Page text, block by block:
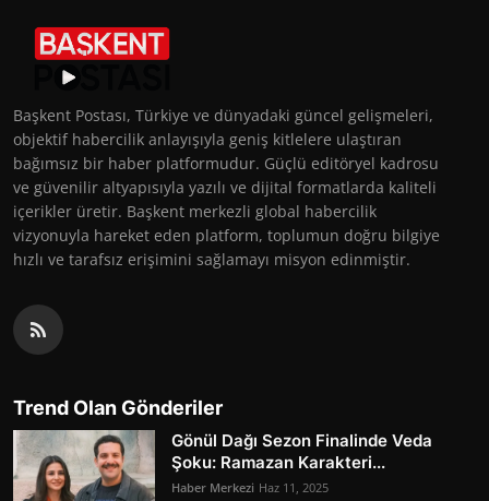
Başkent Postası, Türkiye ve dünyadaki güncel gelişmeleri,
objektif habercilik anlayışıyla geniş kitlelere ulaştıran
bağımsız bir haber platformudur. Güçlü editöryel kadrosu
ve güvenilir altyapısıyla yazılı ve dijital formatlarda kaliteli
içerikler üretir. Başkent merkezli global habercilik
vizyonuyla hareket eden platform, toplumun doğru bilgiye
hızlı ve tarafsız erişimini sağlamayı misyon edinmiştir.
Trend Olan Gönderiler
Gönül Dağı Sezon Finalinde Veda
Şoku: Ramazan Karakteri...
Haber Merkezi Haz 11, 2025